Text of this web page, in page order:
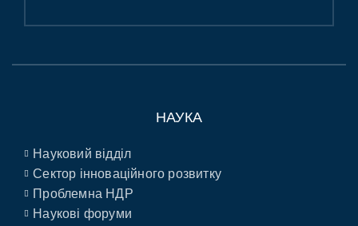
НАУКА
Науковий відділ
Сектор інноваційного розвитку
Проблемна НДР
Наукові форуми